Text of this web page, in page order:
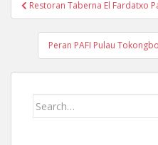
Post navigation
Restoran Taberna El Fardatxo
Peran PAFI Pulau
Search for: